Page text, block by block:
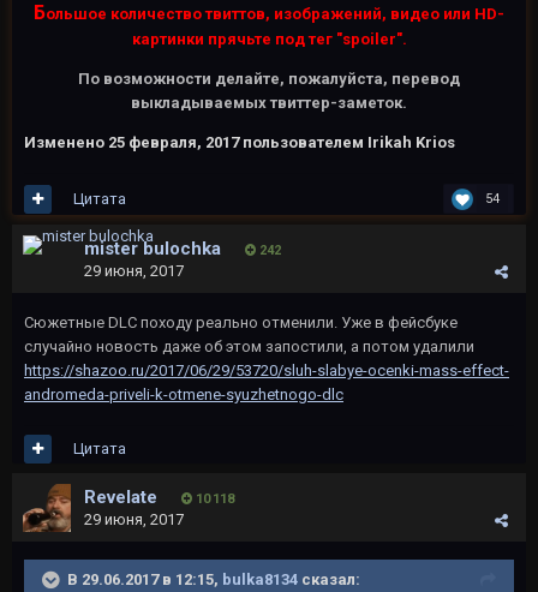
Большое количество твиттов, изображений, видео или HD-
картинки прячьте под тег "spoiler".
По возможности делайте, пожалуйста, перевод
выкладываемых твиттер-заметок.
Изменено 25 февраля, 2017пользователем Irikah Krios
54
Цитата
mister bulochka 242
29 июня, 2017
Сюжетные DLC походу реально отменили. Уже в фейсбуке
случайно новость даже об этом запостили, а потом удалили
https://shazoo.ru/2017/06/29/53720/sluh-slabye-ocenki-mass-effect-
andromeda-priveli-k-otmene-syuzhetnogo-dlc
Цитата
Revelate 10 118
29 июня, 2017
В 29.06.2017 в 12:15, bulka8134 сказал: